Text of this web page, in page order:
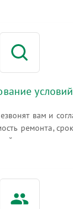
условий
вам и
ремонта,
условия